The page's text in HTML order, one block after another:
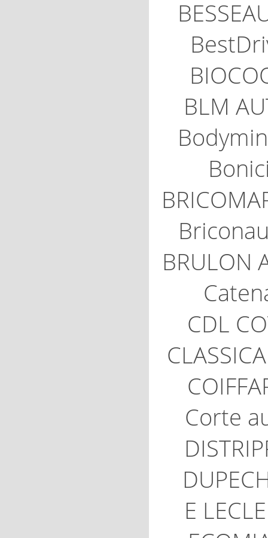
BLM
BRULON
CDL
Corte
E